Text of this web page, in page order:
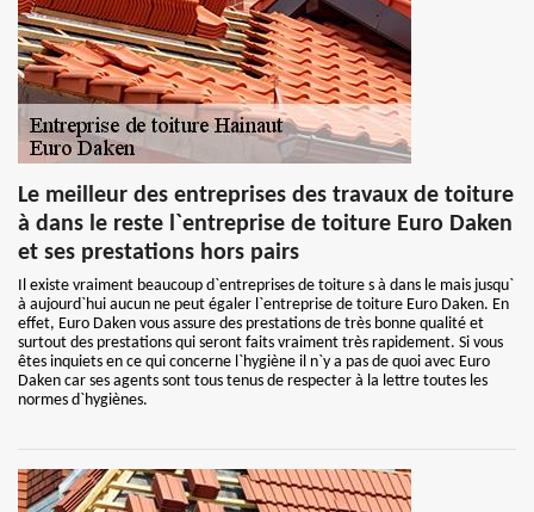
Le meilleur des entreprises des travaux de toiture
à dans le reste l`entreprise de toiture Euro Daken
et ses prestations hors pairs
Il existe vraiment beaucoup d`entreprises de toiture s à dans le mais jusqu`
à aujourd`hui aucun ne peut égaler l`entreprise de toiture Euro Daken. En
effet, Euro Daken vous assure des prestations de très bonne qualité et
surtout des prestations qui seront faits vraiment très rapidement. Si vous
êtes inquiets en ce qui concerne l`hygiène il n`y a pas de quoi avec Euro
Daken car ses agents sont tous tenus de respecter à la lettre toutes les
normes d`hygiènes.